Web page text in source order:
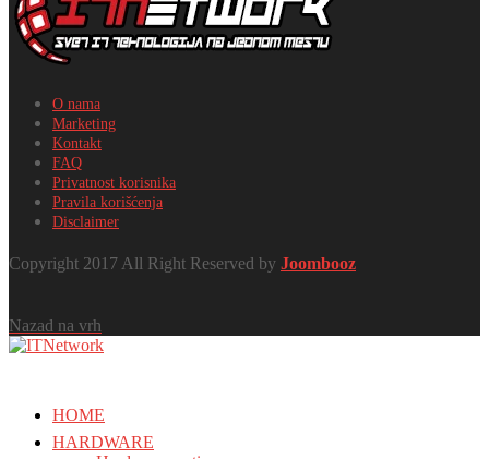
O nama
Marketing
Kontakt
FAQ
Privatnost korisnika
Pravila korišćenja
Disclaimer
Copyright 2017 All Right Reserved by Joombooz
Nazad na vrh
HOME
HARDWARE